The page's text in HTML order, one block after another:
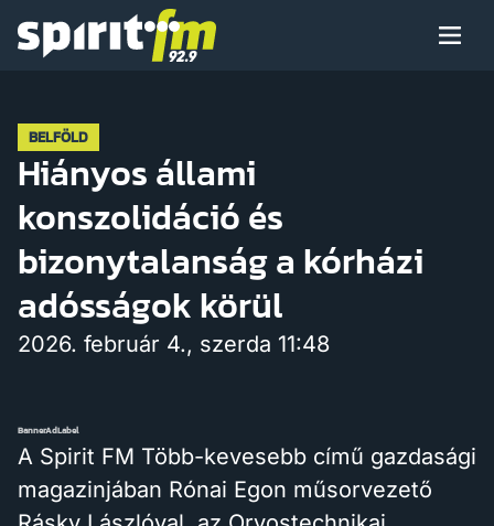
Arcaink
Műsor
Hírek
BELFÖLD
Hiányos állami
konszolidáció és
bizonytalanság a kórházi
adósságok körül
2026. február 4., szerda 11:48
BannerAdLabel
A Spirit FM Több-kevesebb című gazdasági
magazinjában Rónai Egon műsorvezető